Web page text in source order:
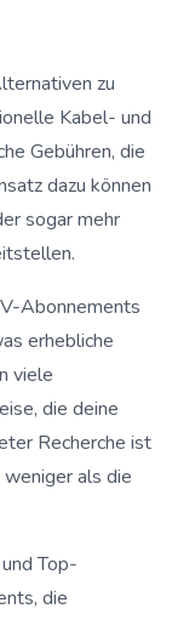
zu
Kabel- und
Gebühren, die
dazu können
sogar mehr
Abonnements
erhebliche
viele
die deine
Recherche ist
weniger als die
Top-
die